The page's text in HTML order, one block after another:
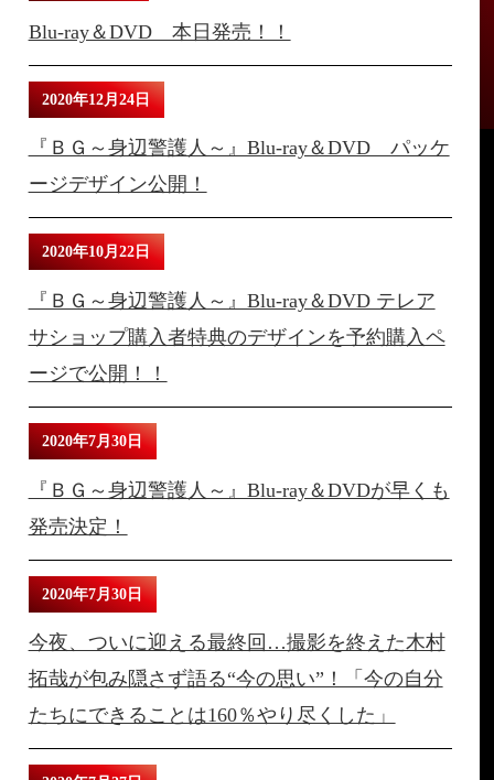
Blu-ray＆DVD 本日発売！！
2020年12月24日
『ＢＧ～身辺警護人～』Blu-ray＆DVD パッケ
ージデザイン公開！
2020年10月22日
『ＢＧ～身辺警護人～』Blu-ray＆DVD テレア
サショップ購入者特典のデザインを予約購入ペ
ージで公開！！
2020年7月30日
『ＢＧ～身辺警護人～』Blu-ray＆DVDが早くも
発売決定！
2020年7月30日
今夜、ついに迎える最終回…撮影を終えた木村
拓哉が包み隠さず語る“今の思い”！「今の自分
たちにできることは160％やり尽くした」